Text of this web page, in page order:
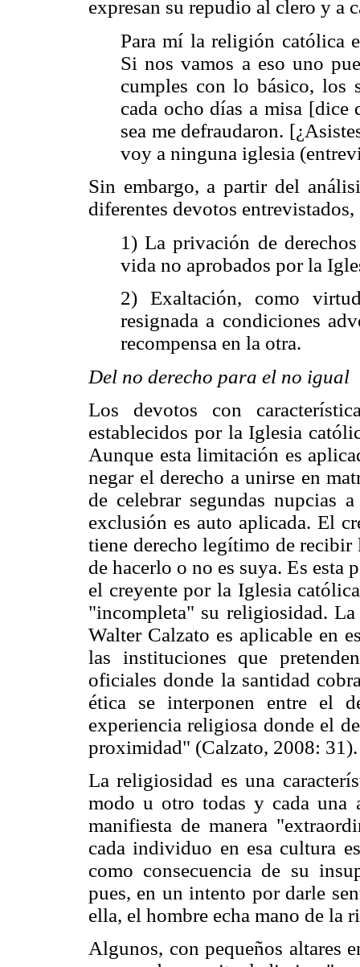
expresan su repudio al clero y a
Para mí la religión católica
Si nos vamos a eso uno
cumples con lo básico, los
cada ocho días a misa
sea me defraudaron.
voy a ninguna iglesia
Sin embargo, a partir del
diferentes devotos
1) La privación de
vida no aprobados por la
2) Exaltación, como
resignada a condiciones
recompensa en la otra.
Del no derecho para el no igual
Los devotos con
establecidos por la Iglesia
Aunque esta limitación es
negar el derecho a unirse en
de celebrar segundas nupcias
exclusión es auto aplicada. El
tiene derecho legítimo de
de hacerlo o no es suya. Es
el creyente por la Iglesia
"incompleta" su religiosidad.
Walter Calzato es aplicable en
las instituciones que
oficiales donde la santidad
ética se interponen entre el
experiencia religiosa donde el
proximidad" (Calzato, 2008: 31).
La religiosidad es una
modo u otro todas y cada una
manifiesta de manera
cada individuo en esa cultura
como consecuencia de su
pues, en un intento por darle
ella, el hombre echa mano de la
Algunos, con pequeños altares